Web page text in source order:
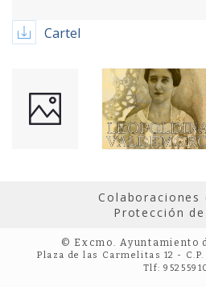
Cartel
Colaboraciones
Protección
© Excmo. Ayuntamiento
Plaza de las Carmelitas 12 -
Tlf: